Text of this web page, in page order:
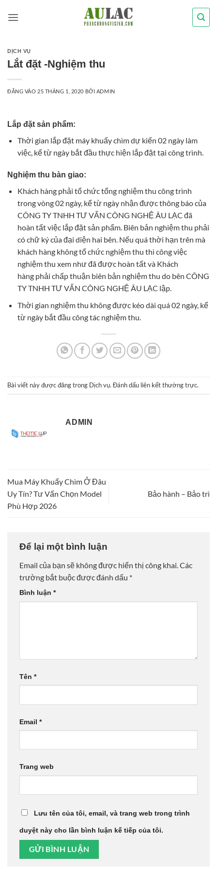
qua
DỊCH VỤ
Lắt đặt -Nghiệm thu
ĐĂNG VÀO 25 THÁNG 1, 2020 BỞI ADMIN
Lắp đặt sản phẩm:
Thời gian lắp đặt máy khuấy chìm dự kiến 02 ngày làm
việc, kể từ ngày bắt đầu thực hiện lắp đặt tại công trình.
Nghiệm thu bàn giao:
Khách hàng phải tổ chức tổng nghiệm thu công trình
trong vòng 02 ngày, kể từ ngày nhận được thông báo của
CÔNG TY TNHH TƯ VẤN CÔNG NGHỆ ÂU LẠC đã
hoàn tất việc lắp đặt sản phẩm. Biên bản nghiệm thu phải
có chữ ký của đại diện hai bên. Nếu quá thời hạn trên mà
khách hàng không tổ chức nghiệm thu thì công việc
nghiệm thu xem như đã được hoàn tất và Khách
hàng phải chấp thuận biên bản nghiệm thu do bên CÔNG
TY TNHH TƯ VẤN CÔNG NGHỆ ÂU LẠC lập.
Thời gian nghiệm thu không được kéo dài quá 02 ngày, kể
từ ngày bắt đầu công tác nghiệm thu.
Bài viết này được đăng trong Dịch vụ. Đánh dấu liên kết thường trực.
ADMIN
Mua Máy Khuấy Chìm Ở Đâu
Uy Tín? Tư Vấn Chọn Model
Phù Hợp 2026
Bảo hành – Bảo trì
Để lại một bình luận
Email của bạn sẽ không được hiển thị công khai.Các
trường bắt buộc được đánh dấu *
Bình luận *
Tên *
Email *
Trang web
Lưu tên của tôi, email, và trang web trong trình
duyệt này cho lần bình luận kế tiếp của tôi.